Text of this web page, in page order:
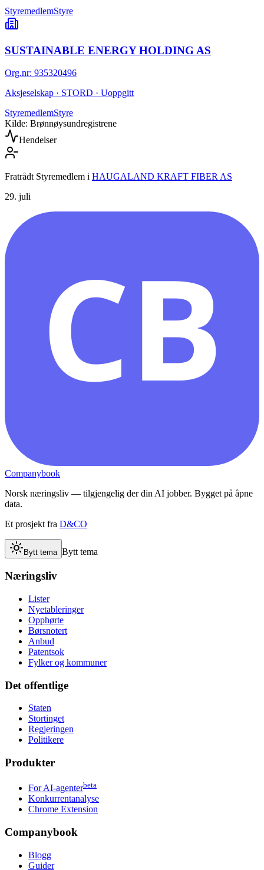
StyremedlemStyre
SUSTAINABLE ENERGY HOLDING AS
Org.nr: 935320496
Aksjeselskap · STORD · Uoppgitt
StyremedlemStyre
Kilde: Brønnøysundregistrene
Hendelser
Fratrådt Styremedlem i HAUGALAND KRAFT FIBER AS
29. juli
CB
Companybook
Norsk næringsliv — tilgjengelig der din AI jobber. Bygget på åpne
data.
Et prosjekt fra D&CO
Bytt tema Bytt tema
Næringsliv
Lister
Nyetableringer
Opphørte
Børsnotert
Anbud
Patentsok
Fylker og kommuner
Det offentlige
Staten
Stortinget
Regjeringen
Politikere
Produkter
For AI-agenterbeta
Konkurrentanalyse
Chrome Extension
Companybook
Blogg
Guider